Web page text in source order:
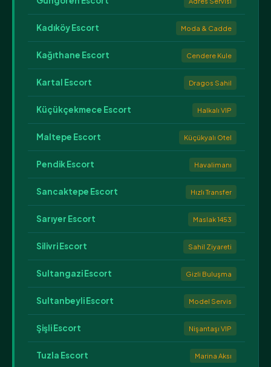
Kadıköy Escort Moda & Cadde
Kağıthane Escort Cendere Kule
Kartal Escort Dragos Sahil
Küçükçekmece Escort Halkalı VIP
Maltepe Escort Küçükyalı Otel
Pendik Escort Havalimanı
Sancaktepe Escort Hızlı Transfer
Sarıyer Escort Maslak 1453
Silivri Escort Sahil Ziyareti
Sultangazi Escort Gizli Buluşma
Sultanbeyli Escort Model Servis
Şişli Escort Nişantaşı VIP
Tuzla Escort Marina Aksı